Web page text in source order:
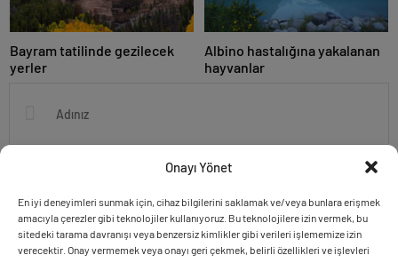
Onayı Yönet
En iyi deneyimleri sunmak için, cihaz bilgilerini saklamak ve/veya bunlara erişmek
amacıyla çerezler gibi teknolojiler kullanıyoruz. Bu teknolojilere izin vermek, bu
sitedeki tarama davranışı veya benzersiz kimlikler gibi verileri işlememize izin
verecektir. Onay vermemek veya onayı geri çekmek, belirli özellikleri ve işlevleri
Bayram tatilinde gezilecek
yerler
Albino hastalığına yakalanan
hayvanlar